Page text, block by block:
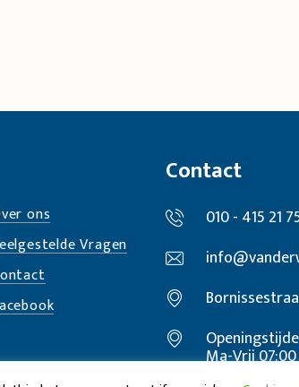
ons
Vragen
Contact
010 - 415 21
Ma-Vrij